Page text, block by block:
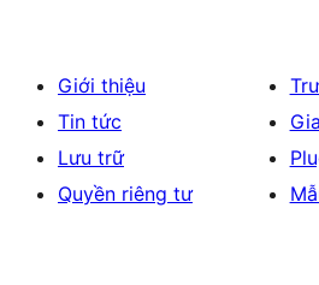
Giới thiệu
Tin tức
Lưu trữ
Quyền riêng tư